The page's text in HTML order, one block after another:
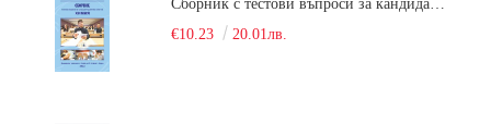
€10.23
20.01лв.